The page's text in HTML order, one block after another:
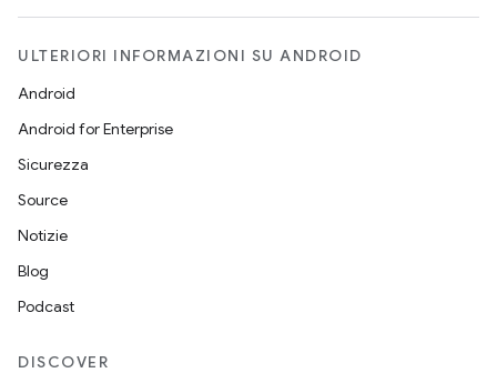
ULTERIORI INFORMAZIONI SU ANDROID
Android
Android for Enterprise
Sicurezza
Source
Notizie
Blog
Podcast
DISCOVER